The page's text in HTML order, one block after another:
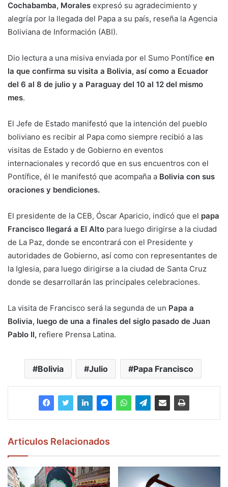
Cochabamba, Morales expresó su agradecimiento y
alegría por la llegada del Papa a su país, reseña la Agencia
Boliviana de Información (ABI).
Dio lectura a una misiva enviada por el Sumo Pontífice en
la que confirma su visita a Bolivia, así como a Ecuador
del 6 al 8 de julio y a Paraguay del 10 al 12 del mismo
mes.
El Jefe de Estado manifestó que la intención del pueblo
boliviano es recibir al Papa como siempre recibió a las
visitas de Estado y de Gobierno en eventos
internacionales y recordó que en sus encuentros con el
Pontífice, él le manifestó que acompaña a Bolivia con sus
oraciones y bendiciones.
El presidente de la CEB, Óscar Aparicio, indicó que el papa
Francisco llegará a El Alto para luego dirigirse a la ciudad
de La Paz, donde se encontrará con el Presidente y
autoridades de Gobierno, así como con representantes de
la Iglesia, para luego dirigirse a la ciudad de Santa Cruz
donde se desarrollarán las principales celebraciones.
La visita de Francisco será la segunda de un Papa a
Bolivia, luego de una a finales del siglo pasado de Juan
Pablo II, refiere Prensa Latina.
Bolivia Julio Papa Francisco
Articulos Relacionados